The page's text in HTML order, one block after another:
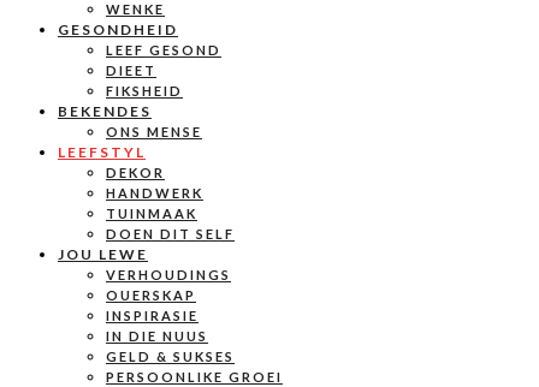
WENKE
GESONDHEID
LEEF GESOND
DIEET
FIKSHEID
BEKENDES
ONS MENSE
LEEFSTYL
DEKOR
HANDWERK
TUINMAAK
DOEN DIT SELF
JOU LEWE
VERHOUDINGS
OUERSKAP
INSPIRASIE
IN DIE NUUS
GELD & SUKSES
PERSOONLIKE GROEI